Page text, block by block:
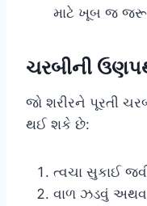
માટે ખૂબ જ
ચરબીની
જો શરીરને પૂરતી
થઈ શકે છે:
ત્વચા સુકાઈ
વાળ ઝડવું